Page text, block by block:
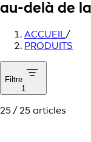
au-delà de
ACCUEIL/
PRODUITS
Filtre
1
25 / 25 articles